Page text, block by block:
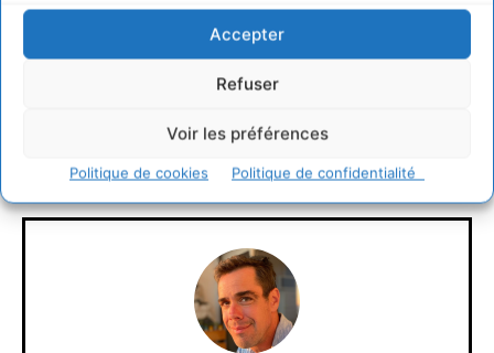
Accepter
Refuser
Voir les préférences
Politique de cookies Politique de confidentialité
http://www.begreenfilms.com/
CONNECTER POUR LAISSER UN COMMENTAIRE